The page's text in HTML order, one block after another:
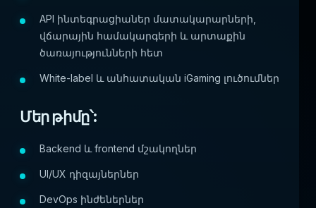
API ինտեգրացիաներ մատակարարների,
վճարային համակարգերի և արտաքին
ծառայությունների հետ
White-label և անհատական iGaming լուծումներ
Մեր թիմը՝:
Backend և frontend մշակողներ
UI/UX դիզայներներ
DevOps ինժեներներ